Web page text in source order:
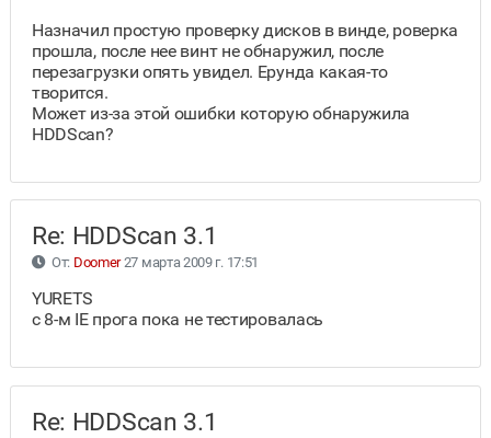
Назначил простую проверку дисков в винде, роверка
прошла, после нее винт не обнаружил, после
перезагрузки опять увидел. Ерунда какая-то
творится.
Может из-за этой ошибки которую обнаружила
HDDScan?
Re: HDDScan 3.1
От: Doomer27 марта 2009 г. 17:51
YURETS
c 8-м IE прога пока не тестировалась
Re: HDDScan 3.1